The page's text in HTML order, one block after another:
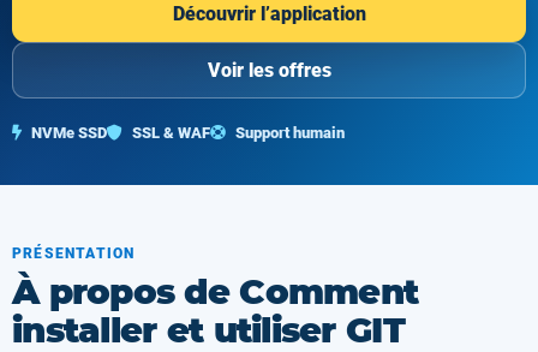
Découvrir l’application
Voir les offres
NVMe SSD SSL & WAF Support humain
PRÉSENTATION
À propos de Comment
installer et utiliser GIT